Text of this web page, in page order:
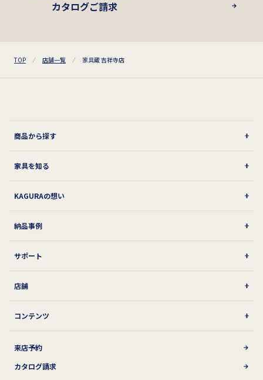
カタログご請求
TOP 店舗一覧 家具蔵 吉祥寺店
商品から探す
家具を知る
KAGURAの想い
納品事例
サポート
店舗
コンテンツ
来店予約
カタログ請求